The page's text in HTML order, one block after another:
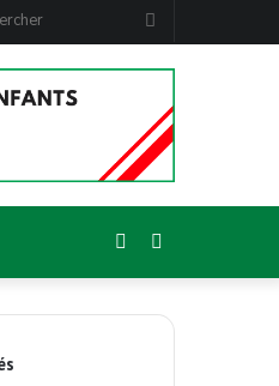
skin
Sidebar
(barre